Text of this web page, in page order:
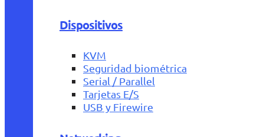
Dispositivos
KVM
Seguridad biométrica
Serial / Parallel
Tarjetas E/S
USB y Firewire